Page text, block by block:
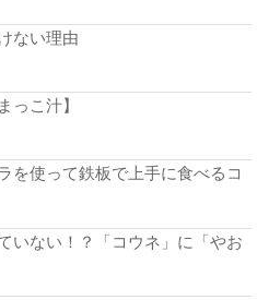
ない理由
っこ汁】
を使って鉄板で上手に食べるコ
いない！？「コウネ」に「やお